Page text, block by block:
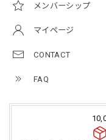
メンバーシップ
マイページ
CONTACT
FAQ